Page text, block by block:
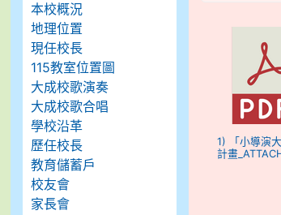
1) 「小導演大
計畫
本校概況
地理位置
現任校長
115教室位置圖
大成校歌演奏
大成校歌合唱
學校沿革
歷任校長
教育儲蓄戶
校友會
家長會